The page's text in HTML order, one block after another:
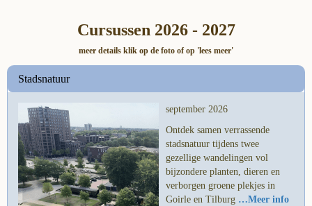
Cursussen 2026 - 2027
meer details klik op de foto of op 'lees meer'
Stadsnatuur
september 2026
Ontdek samen verrassende
stadsnatuur tijdens twee
gezellige wandelingen vol
bijzondere planten, dieren en
verborgen groene plekjes in
Goirle en Tilburg …Meer info